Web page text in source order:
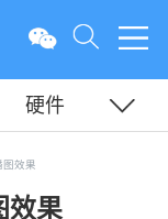
硬件
图效果
效果